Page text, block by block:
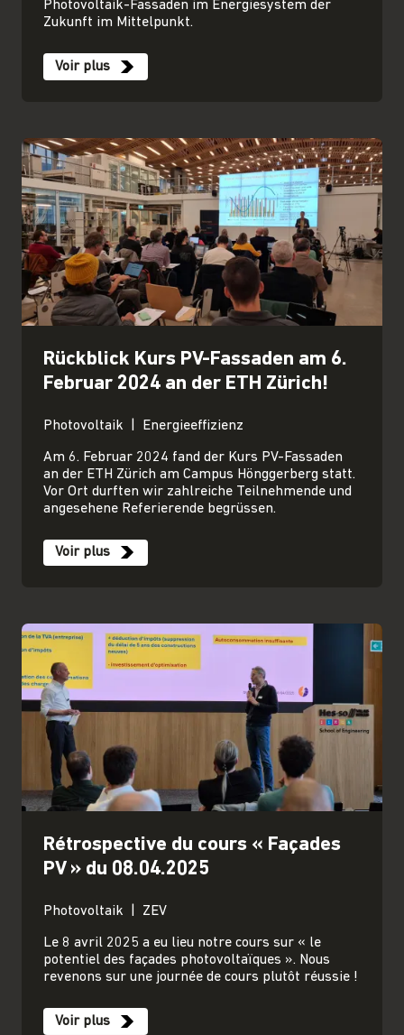
Photovoltaik-Fassaden im Energiesystem der
Zukunft im Mittelpunkt.
Voir plus
Rückblick Kurs PV-Fassaden am 6.
Februar 2024 an der ETH Zürich!
Photovoltaik Energieeffizienz
Am 6. Februar 2024 fand der Kurs PV-Fassaden
an der ETH Zürich am Campus Hönggerberg statt.
Vor Ort durften wir zahlreiche Teilnehmende und
angesehene Referierende begrüssen.
Voir plus
Rétrospective du cours « Façades
PV » du 08.04.2025
Photovoltaik ZEV
Le 8 avril 2025 a eu lieu notre cours sur « le
potentiel des façades photovoltaïques ». Nous
revenons sur une journée de cours plutôt réussie !
Voir plus